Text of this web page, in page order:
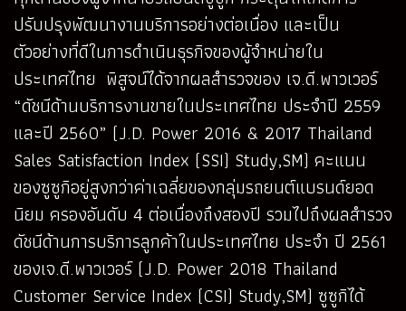
ปรับปรุงพัฒนางานบริการอย่างต่อเนื่อง และเป็น
ตัวอย่างที่ดีในการดำเนินธุรกิจของผู้จำหน่ายใน
ประเทศไทย พิสูจน์ได้จากผลสำรวจของ เจ.ดี.พาวเวอร์
“ดัชนีด้านบริการงานขายในประเทศไทย ประจำปี 2559
และปี 2560” (J.D. Power 2016 & 2017 Thailand
Sales Satisfaction Index (SSI) Study,SM) คะแนน
ของซูซูกิอยู่สูงกว่าค่าเฉลี่ยของกลุ่มรถยนต์แบรนด์ยอด
นิยม ครองอันดับ 4 ต่อเนื่องถึงสองปี รวมไปถึงผลสำรวจ
ดัชนีด้านการบริการลูกค้าในประเทศไทย ประจำ ปี 2561
ของเจ.ดี.พาวเวอร์ (J.D. Power 2018 Thailand
Customer Service Index (CSI) Study,SM) ซูซูกิได้